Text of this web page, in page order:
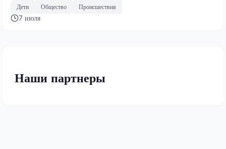
Дети Общество Происшествия
7 июля
Наши партнеры